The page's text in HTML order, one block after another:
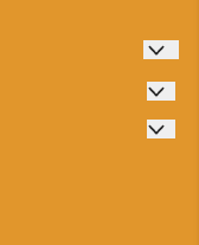
for moderne
er
design. Vi har et